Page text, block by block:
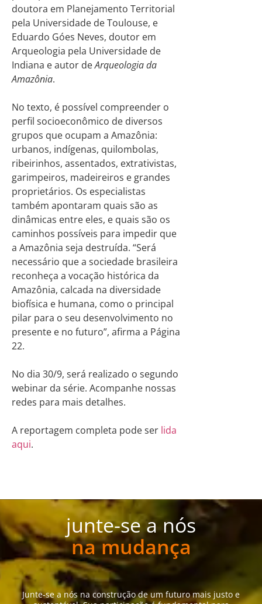
doutora em Planejamento Territorial
pela Universidade de Toulouse, e
Eduardo Góes Neves, doutor em
Arqueologia pela Universidade de
Indiana e autor deArqueologia da
Amazônia.
No texto, é possível compreender o
perfil socioeconômico de diversos
grupos que ocupam a Amazônia:
urbanos, indígenas, quilombolas,
ribeirinhos, assentados, extrativistas,
garimpeiros, madeireiros e grandes
proprietários. Os especialistas
também apontaram quais são as
dinâmicas entre eles, e quais são os
caminhos possíveis para impedir que
a Amazônia seja destruída. “Será
necessário que a sociedade brasileira
reconheça a vocação histórica da
Amazônia, calcada na diversidade
biofísica e humana, como o principal
pilar para o seu desenvolvimento no
presente e no futuro”, afirma a Página
22.
No dia 30/9, será realizado o segundo
webinar da série. Acompanhe nossas
redes para mais detalhes.
A reportagem completa pode ser lida
aqui.
junte-se a nós
na mudança
Junte-se a nós na construção de um futuro mais justo e